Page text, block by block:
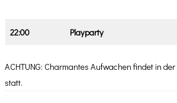
22:00 Playparty
ACHTUNG: Charmantes Aufwachen findet in
statt.